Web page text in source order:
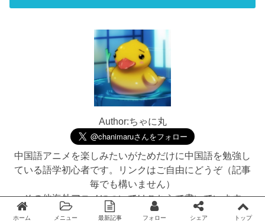
Author:ちゃに丸
中国語アニメを楽しみたいがためだけに中国語を勉強し
ている語学初心者です。リンクはご自由にどうぞ（記事
毎でも構いません）
その他海外アニメについてはこちらで書いています
→「
World Animation Splash
ホーム メニュー 最新記事 フォロー シェア トップ
Twitter facebook